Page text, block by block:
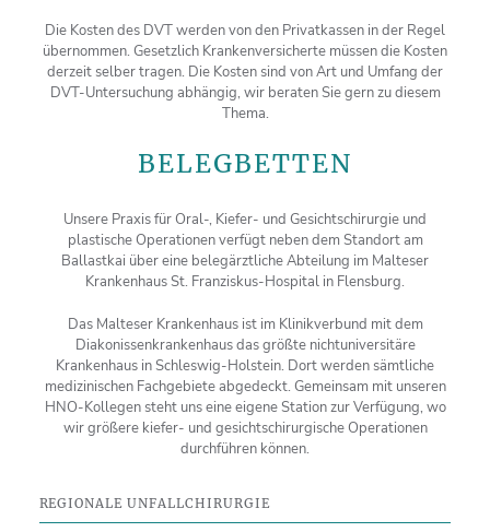
Die Kosten des DVT werden von den Privatkassen in der Regel
übernommen. Gesetzlich Krankenversicherte müssen die Kosten
derzeit selber tragen. Die Kosten sind von Art und Umfang der
DVT-Untersuchung abhängig, wir beraten Sie gern zu diesem
Thema.
BELEGBETTEN
Unsere Praxis für Oral-, Kiefer- und Gesichtschirurgie und
plastische Operationen verfügt neben dem Standort am
Ballastkai über eine belegärztliche Abteilung im Malteser
Krankenhaus St. Franziskus-Hospital in Flensburg.
Das Malteser Krankenhaus ist im Klinikverbund mit dem
Diakonissenkrankenhaus das größte nichtuniversitäre
Krankenhaus in Schleswig-Holstein. Dort werden sämtliche
medizinischen Fachgebiete abgedeckt. Gemeinsam mit unseren
HNO-Kollegen steht uns eine eigene Station zur Verfügung, wo
wir größere kiefer- und gesichtschirurgische Operationen
durchführen können.
REGIONALE UNFALLCHIRURGIE